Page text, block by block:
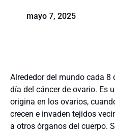
mayo 7, 2025
Alrededor del mundo cada 8
día del cáncer de ovario. Es
origina en los ovarios,
crecen e invaden tejidos
a otros órganos del cuerpo.